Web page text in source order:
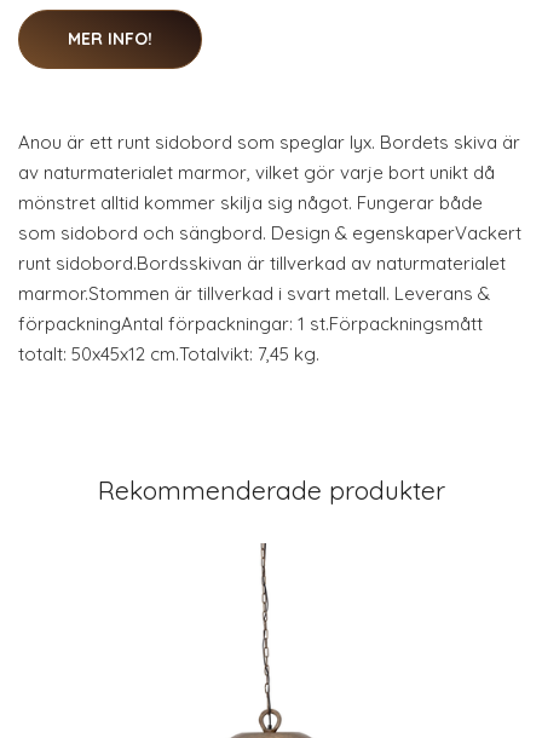
MER INFO!
Anou är ett runt sidobord som speglar lyx. Bordets skiva är
av naturmaterialet marmor, vilket gör varje bort unikt då
mönstret alltid kommer skilja sig något. Fungerar både
som sidobord och sängbord. Design & egenskaperVackert
runt sidobord.Bordsskivan är tillverkad av naturmaterialet
marmor.Stommen är tillverkad i svart metall. Leverans &
förpackningAntal förpackningar: 1 st.Förpackningsmått
totalt: 50x45x12 cm.Totalvikt: 7,45 kg.
Rekommenderade produkter